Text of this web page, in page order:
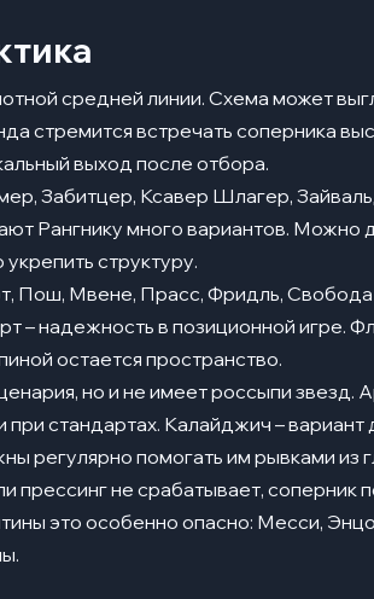
средней линии. Схема может
стремится встречать соперника
выход после отбора.
Забитцер, Ксавер Шлагер,
Рангнику много вариантов. Можно
структуру.
Пош, Мвене, Прасс, Фридль,
– надежность в позиционной игре.
остается пространство.
но и не имеет россыпи звезд.
стандартах. Калайджич –
регулярно помогать им рывками из
прессинг не срабатывает, соперник
это особенно опасно: Месси,